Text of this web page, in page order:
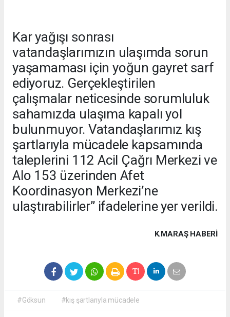
Kar yağışı sonrası
vatandaşlarımızın ulaşımda sorun
yaşamaması için yoğun gayret sarf
ediyoruz. Gerçekleştirilen
çalışmalar neticesinde sorumluluk
sahamızda ulaşıma kapalı yol
bulunmuyor. Vatandaşlarımız kış
şartlarıyla mücadele kapsamında
taleplerini 112 Acil Çağrı Merkezi ve
Alo 153 üzerinden Afet
Koordinasyon Merkezi’ne
ulaştırabilirler” ifadelerine yer verildi.
K.MARAŞ HABERİ
#Göksun #kış şartlarıyla mücadele